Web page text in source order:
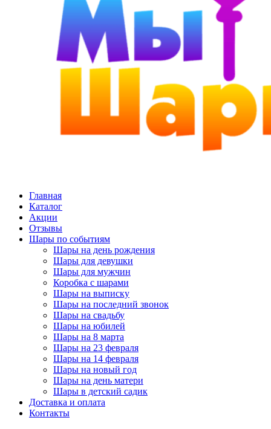
Главная
Каталог
Акции
Отзывы
Шары по событиям
Шары на день рождения
Шары для девушки
Шары для мужчин
Коробка с шарами
Шары на выписку
Шары на последний звонок
Шары на свадьбу
Шары на юбилей
Шары на 8 марта
Шары на 23 февраля
Шары на 14 февраля
Шары на новый год
Шары на день матери
Шары в детский садик
Доставка и оплата
Контакты